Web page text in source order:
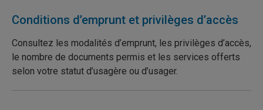
Conditions d’emprunt et privilèges d’accès
Consultez les modalités d’emprunt, les privilèges d’accès,
le nombre de documents permis et les services offerts
selon votre statut d’usagère ou d’usager.